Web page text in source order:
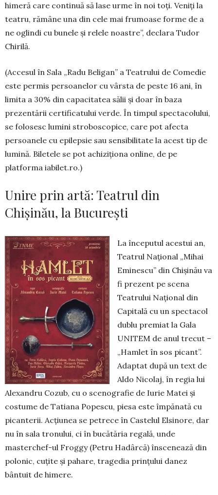
himeră care continuă să lase urme în noi toți. Veniți la
teatru, rămâne una din cele mai frumoase forme de a
ne oglindi cu bunele și relele noastre”, declara Tudor
Chirilă.
(Accesul în Sala „Radu Beligan” a Teatrului de Comedie
este permis persoanelor cu vârsta de peste 16 ani, în
limita a 30% din capacitatea sălii și doar în baza
prezentării certifica­tului verde. În timpul spectacolului,
se folosesc lumini stroboscopice, ca­re pot afecta
persoanele cu epilepsie sau sensibilitate la acest tip de
lumină. Biletele se pot achiziționa online, de pe
platforma iabilet.ro.)
Unire prin artă: Teatrul din
Chișinău, la București
La începutul acestui an,
Teatrul Na­țio­nal „Mihai
Eminescu” din Chi­șinău va
fi prezent pe scena
Teatrului Național din
Capitală cu un spectacol
dublu premiat la Gala
UNITEM de anul trecut –
„Ham­let în sos picant”.
Adap­tat după un text de
Aldo Ni­colaj, în regia lui
Alexandru Cozub, cu o scenografie de Iu­rie Matei și
costume de Tatiana Popescu, piesa este împănată cu
picanterii. Acțiunea se pe­trece în Castelul Elsinore, dar
nu în sala tronului, ci în bucă­tăria regală, unde
masterchef-ul Froggy (Petru Ha­dârcă) înscenează din
polonic, cuțite și pahare, tra­gedia prințului danez
bântuit de himere.